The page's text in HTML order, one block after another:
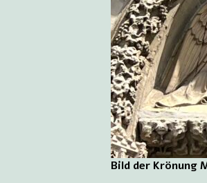
Bild der Krönung